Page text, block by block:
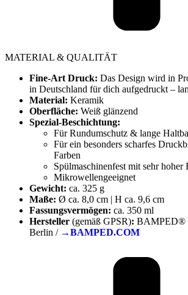
MATERIAL & QUALITÄT
Fine-Art Druck: Das Design wird in
in Deutschland für dich aufgedruckt –
Material: Keramik
Oberfläche: Weiß glänzend
Spezial-Beschichtung:
Für Rundumschutz & lange
Für ein besonders scharfes
Farben
Spülmaschinenfest mit sehr hoher
Mikrowellengeeignet
Gewicht: ca. 325 g
Maße: Ø ca. 8,0 cm | H ca. 9,6 cm
Fassungsvermögen: ca. 350 ml
Hersteller (gemäß GPSR): BAMPED®
Berlin / →BAMPED.COM